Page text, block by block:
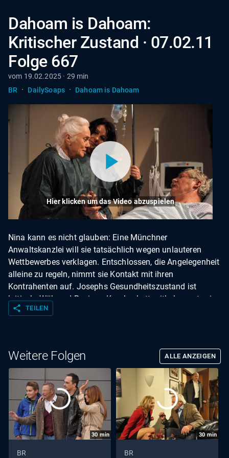
Dahoam is Dahoam:
Kritischer Zustand · 07.02.11
Folge 667
vom 19.02.2025 · 29 min
BR
· DailySoaps · Dahoam is Dahoam
Hier klicken um das Video abzuspielen
Nina kann es nicht glauben: Eine Münchner
Anwaltskanzlei will sie tatsächlich wegen unlauteren
Wettbewerbes verklagen. Entschlossen, die Angelegenheit
alleine zu regeln, nimmt sie Kontakt mit ihren
Kontrahenten auf. Josephs Gesundheitszustand ist
kritisch. Während Rosi am Krankenbett mitbekommt, wie
es Joseph langsam besser geht, hat Theres Angst, ihr
Beschwerden das Jugendzentrum schließen möchte. Sie
will das Gemeindeoberhaupt umstimmen – wenn es sein
muss mit drastischen Mitteln.
share TEILEN
Weitere Folgen ALLE ANZEIGEN
30 min
BR
30min
BR